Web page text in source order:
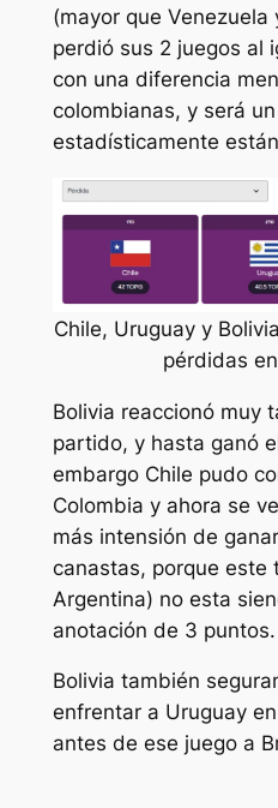
(mayor que Venezuela
perdió sus 2 juegos al
con una diferencia
colombianas, y será
estadísticamente
Chile, Uruguay y
pérdidas
Bolivia reaccionó muy
partido, y hasta ganó
embargo Chile pudo
Colombia y ahora se
más intensión de
canastas, porque este
Argentina) no esta
anotación de 3 puntos.
Bolivia también
enfrentar a Uruguay
antes de ese juego a